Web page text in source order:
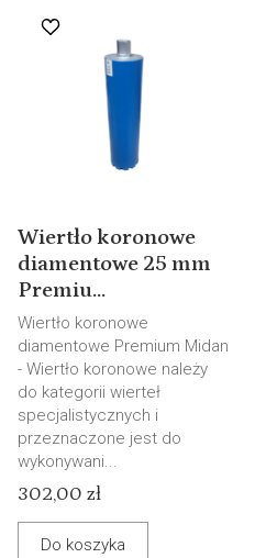
Wiertło koronowe
diamentowe 25 mm
Premiu...
Wiertło koronowe
diamentowe Premium Midan
- Wiertło koronowe należy
do kategorii wierteł
specjalistycznych i
przeznaczone jest do
wykonywani...
302,00 zł
Do koszyka